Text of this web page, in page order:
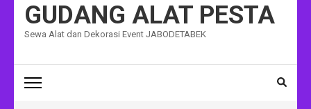
GUDANG ALAT PESTA
Sewa Alat dan Dekorasi Event JABODETABEK